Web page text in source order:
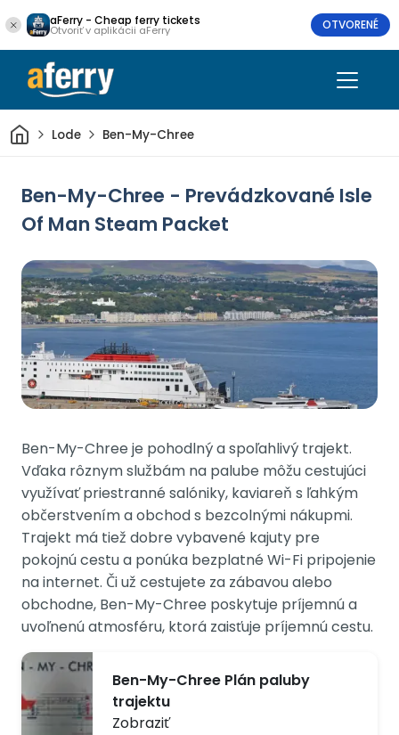
aFerry - Cheap ferry tickets
Otvoriť v aplikácii aFerry OTVORENÉ
Domov
Lode Ben-My-Chree
Ben-My-Chree - Prevádzkované Isle
Of Man Steam Packet
Ben-My-Chree je pohodlný a spoľahlivý trajekt.
Vďaka rôznym službám na palube môžu cestujúci
využívať priestranné salóniky, kaviareň s ľahkým
občerstvením a obchod s bezcolnými nákupmi.
Trajekt má tiež dobre vybavené kajuty pre
pokojnú cestu a ponúka bezplatné Wi-Fi pripojenie
na internet. Či už cestujete za zábavou alebo
obchodne, Ben-My-Chree poskytuje príjemnú a
uvoľnenú atmosféru, ktorá zaisťuje príjemnú cestu.
Ben-My-Chree Plán paluby
trajektu
Zobraziť